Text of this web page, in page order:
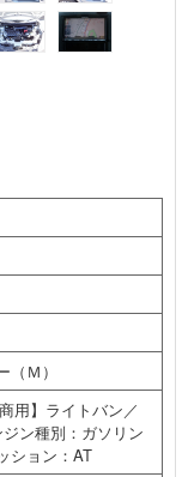
Ｍ）
用】ライトバン／
ン種別：ガソリン
ション：AT